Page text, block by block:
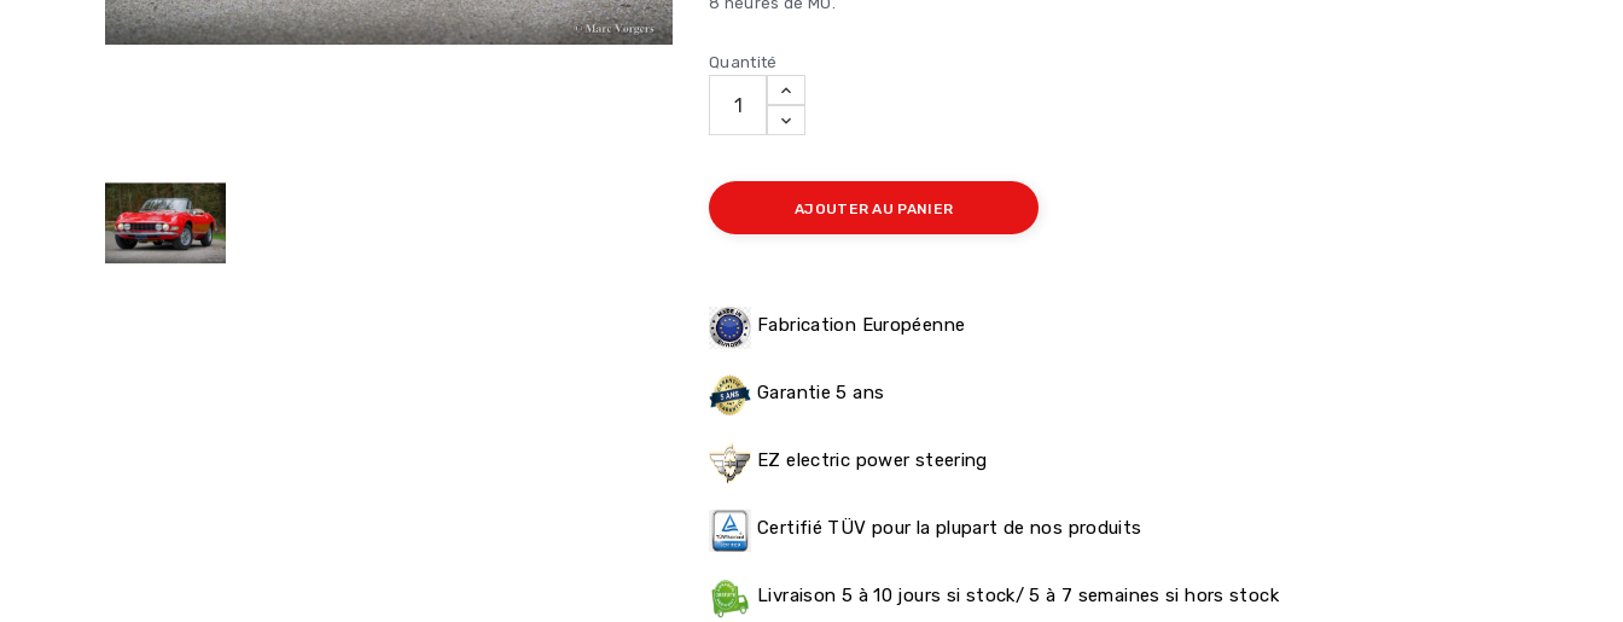
Quantité
AJOUTER AU PANIER
Fabrication Européenne
Garantie 5 ans
EZ electric power steering
Certifié TÜV pour la plupart de nos produits
Livraison 5 à 10 jours si stock/ 5 à 7 semaines si hors stock